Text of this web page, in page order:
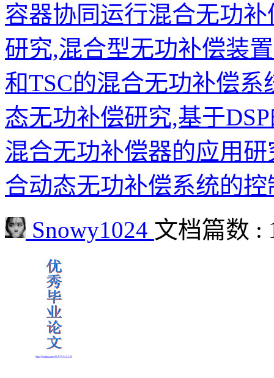
容器协同运行混合无功
研究,混合型无功补偿装
和TSC的混合无功补偿
态无功补偿研究,基于
混合无功补偿器的应用
合动态无功补偿系统的
Snowy1024 文档篇数 :